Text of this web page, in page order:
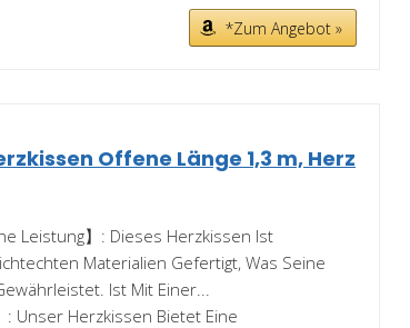
*Zum Angebot »
Offene Länge 1,3 m, Herz
Leistung】: Dieses Herzkissen Ist
Materialien Gefertigt, Was Seine
Ist Mit Einer...
: Unser Herzkissen Bietet Eine